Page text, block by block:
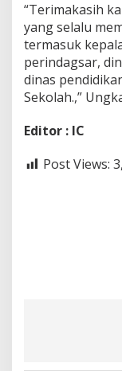
“Terimakasih
yang selalu
termasuk
perindagsar,
dinas
Sekolah.,”
Editor : IC
Post Views: